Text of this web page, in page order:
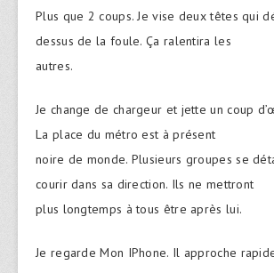
Plus que 2 coups. Je vise deux têtes qui
dessus de la foule. Ça ralentira les
autres.
Je change de chargeur et jette un coup
La place du métro est à présent
noire de monde. Plusieurs groupes se
courir dans sa direction. Ils ne mettront
plus longtemps à tous être après lui.
Je regarde Mon IPhone. Il approche